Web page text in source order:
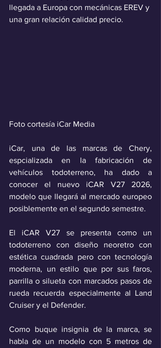
llegada a Europa con mecánicas EREV y
una gran relación calidad precio.
Foto cortesía iCar Media
iCar, una de las marcas de Chery,
espcializada en la fabricación de
vehículos todoterreno, ha dado a
conocer el nuevo iCAR V27 2026,
modelo que llegará al mercado europeo
posiblemente en el segundo semestre.
El iCAR V27 se presenta como un
todoterreno con diseño neoretro con
estética cuadrada pero con tecnología
moderna, un estilo que por sus faros,
parrilla o silueta con marcados pasos de
rueda recuerda especialmente al Land
Cruiser y el Defender.
Como buque insignia de la marca, se
habla de un modelo con 5 metros de